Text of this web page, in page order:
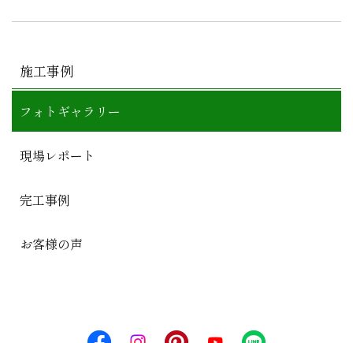
施工事例
フォトギャラリー
現場レポート
完工事例
お客様の声